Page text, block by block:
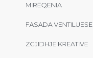
MIRËQENIA
FASADA VENTILUESE
ZGJIDHJE KREATIVE